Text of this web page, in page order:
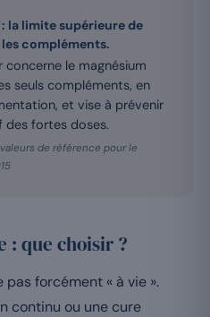
la limite supérieure de
les compléments.
concerne le magnésium
seuls compléments, en
et vise à prévenir
des fortes doses.
valeurs de référence pour le
: que choisir ?
pas forcément « à vie ».
continu ou une cure